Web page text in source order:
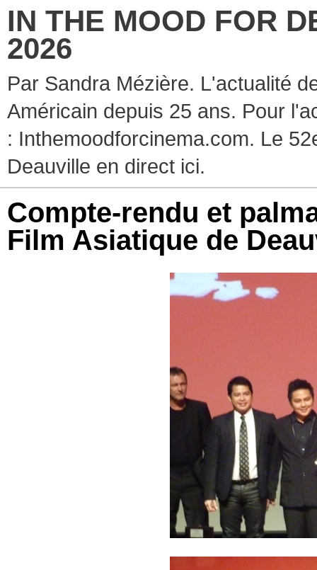
IN THE MOOD FOR
2026
Par Sandra Mézière. L'actualité
Américain depuis 25 ans. Pour
: Inthemoodforcinema.com. Le
Deauville en direct ici.
Compte-rendu et
Film Asiatique de